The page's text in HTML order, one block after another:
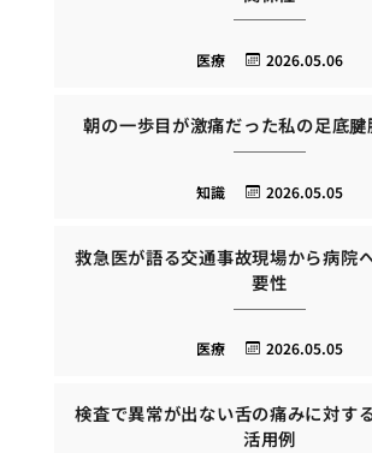
2026.05.06
医療
朝の一歩目が激痛だった私の足底
2026.05.05
知識
救急医が語る交通事故現場から病院
要性
2026.05.05
医療
検査で異常が出ない舌の痛みに対す
活用例